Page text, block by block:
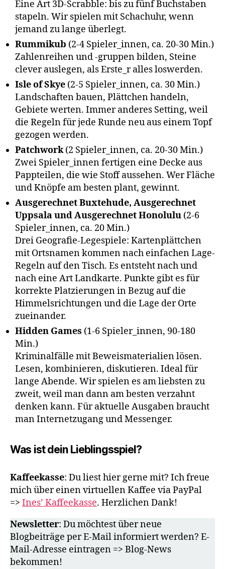
Eine Art 3D-Scrabble: bis zu fünf Buchstaben
stapeln. Wir spielen mit Schachuhr, wenn
jemand zu lange überlegt.
Rummikub (2-4 Spieler_innen, ca. 20-30 Min.)
Zahlenreihen und -gruppen bilden, Steine
clever auslegen, als Erste_r alles loswerden.
Isle of Skye (2-5 Spieler_innen, ca. 30 Min.)
Landschaften bauen, Plättchen handeln,
Gebiete werten. Immer anderes Setting, weil
die Regeln für jede Runde neu aus einem Topf
gezogen werden.
Patchwork(2 Spieler_innen, ca. 20-30 Min.)
Zwei Spieler_innen fertigen eine Decke aus
Pappteilen, die wie Stoff aussehen. Wer Fläche
und Knöpfe am besten plant, gewinnt.
Ausgerechnet Buxtehude, Ausgerechnet
Uppsala und Ausgerechnet Honolulu (2-6
Spieler_innen, ca. 20 Min.)
Drei Geografie-Legespiele: Kartenplättchen
mit Ortsnamen kommen nach einfachen Lage-
Regeln auf den Tisch. Es entsteht nach und
nach eine Art Landkarte. Punkte gibt es für
korrekte Platzierungen in Bezug auf die
Himmelsrichtungen und die Lage der Orte
zueinander.
Hidden Games (1-6 Spieler_innen, 90-180
Min.)
Kriminalfälle mit Beweismaterialien lösen.
Lesen, kombinieren, diskutieren. Ideal für
lange Abende. Wir spielen es am liebsten zu
zweit, weil man dann am besten verzahnt
denken kann. Für aktuelle Ausgaben braucht
man Internetzugang und Messenger.
Was ist dein Lieblingsspiel?
Kaffeekasse: Du liest hier gerne mit? Ich freue
mich über einen virtuellen Kaffee via PayPal
=> Ines’ Kaffeekasse. Herzlichen Dank!
Newsletter: Du möchtest über neue
Blogbeiträge per E-Mail informiert werden? E-
Mail-Adresse eintragen => Blog-News
bekommen!